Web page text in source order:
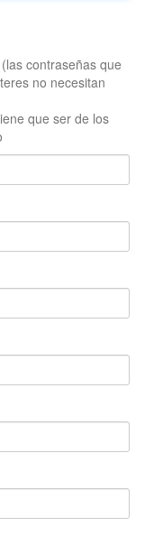
contraseñas que
no necesitan
que ser de los